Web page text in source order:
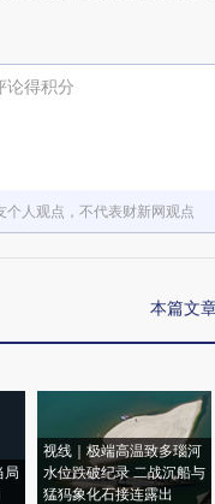
论得积分
个人观点，不代表财新网观点
本篇文
局
视线｜极端高温致多瑙河
水位跌破纪录 二战沉船与
猛犸象化石接连露出